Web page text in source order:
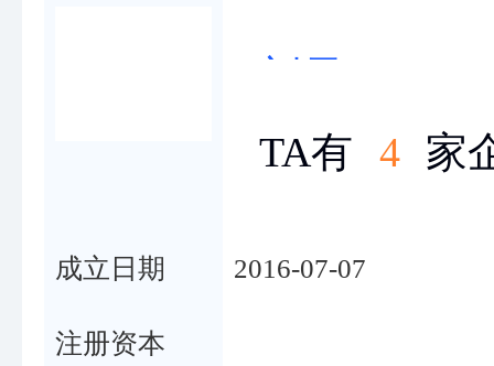
TA有
4 家
成立日期 2016-07-07
注册资本